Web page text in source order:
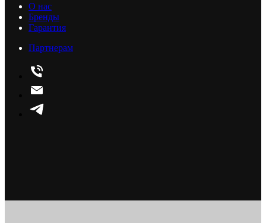
О нас
Бренды
Гарантия
Партнерам